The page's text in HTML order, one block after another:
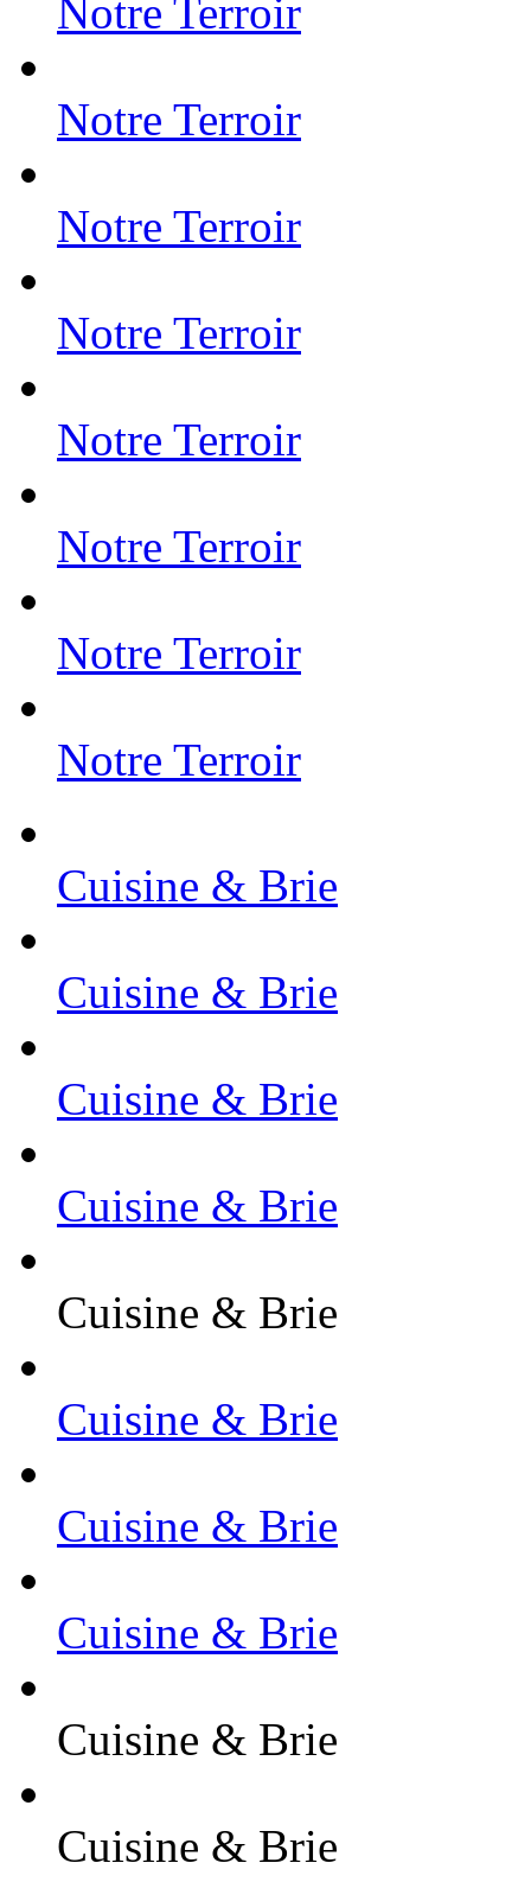
Notre Terroir
Notre Terroir
Notre Terroir
Notre Terroir
Notre Terroir
Notre Terroir
Notre Terroir
Notre Terroir
Cuisine & Brie
Cuisine & Brie
Cuisine & Brie
Cuisine & Brie
Cuisine & Brie
Cuisine & Brie
Cuisine & Brie
Cuisine & Brie
Cuisine & Brie
Cuisine & Brie